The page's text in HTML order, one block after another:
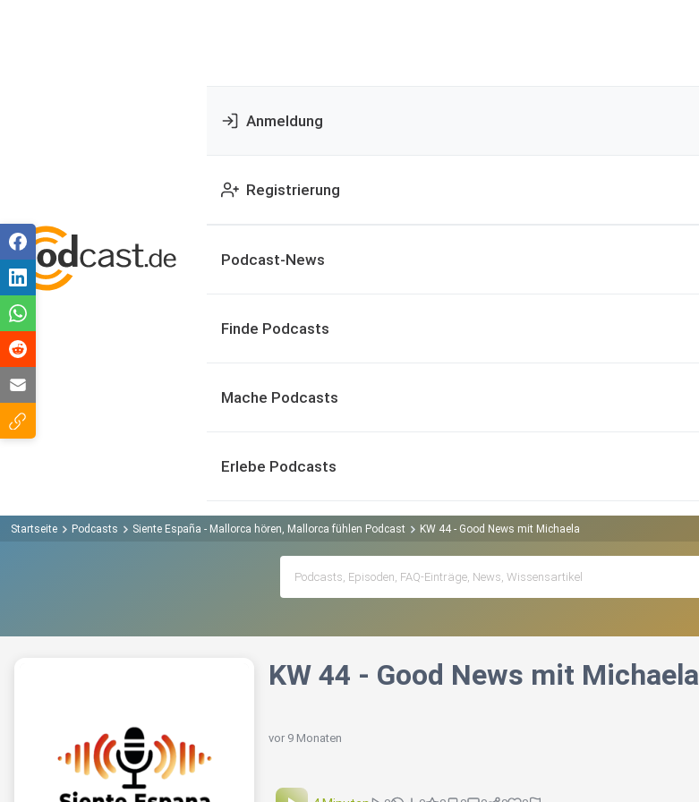
Anmeldung
Registrierung
Podcast-News
Finde Podcasts
Mache Podcasts
Erlebe Podcasts
Startseite Podcasts Siente España - Mallorca hören, Mallorca fühlen Podcast KW 44 - Good News mit Michaela
KW 44 - Good News mit Michaela
vor 9 Monaten